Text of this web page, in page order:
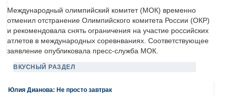
Международный олимпийский комитет (МОК) временно
отменил отстранение Олимпийского комитета России (ОКР)
и рекомендовала снять ограничения на участие российских
атлетов в международных соревнваниях. Соответствующее
заявление опубликовала пресс-служба МОК.
ВКУСНЫЙ РАЗДЕЛ
Юлия Дианова: Не просто завтрак